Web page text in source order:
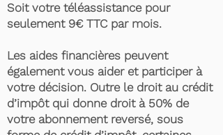
Soit votre téléassistance pour
seulement 9€ TTC par mois.
Les aides financières peuvent
également vous aider et participer à
votre décision. Outre le droit au crédit
d’impôt qui donne droit à 50% de
votre abonnement reversé, sous